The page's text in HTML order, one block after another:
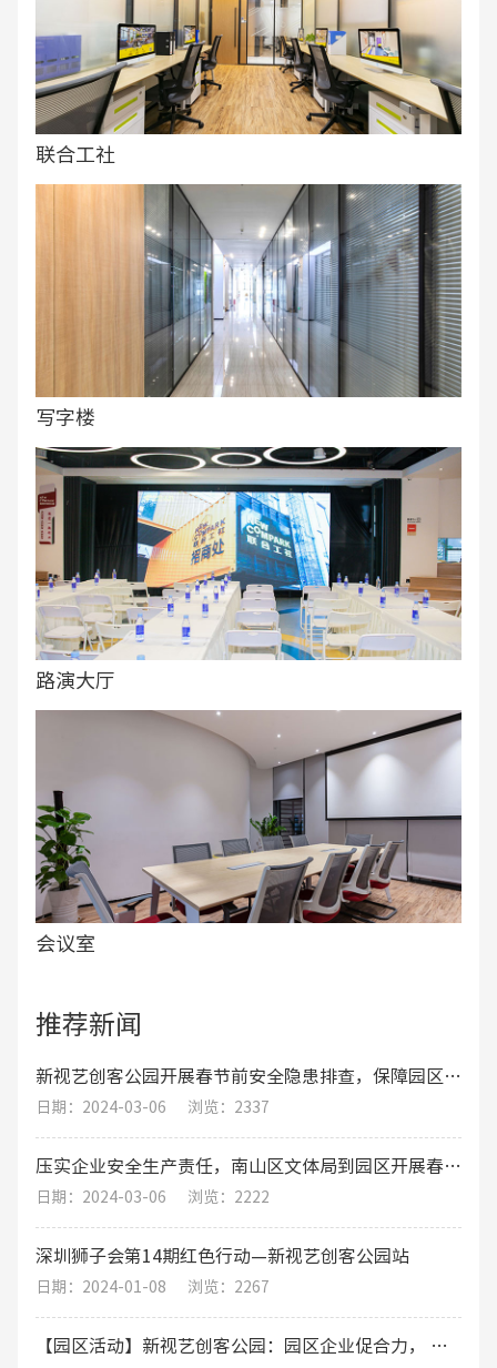
联合工社
写字楼
路演大厅
会议室
推荐新闻
新视艺创客公园开展春节前安全隐患排查，保障园区职工的生命财产安全
日期：2024-03-06 浏览：2337
压实企业安全生产责任，南山区文体局到园区开展春节期间安全生产工作综合督导检查
日期：2024-03-06 浏览：2222
深圳狮子会第14期红色行动—新视艺创客公园站
日期：2024-01-08 浏览：2267
【园区活动】新视艺创客公园：园区企业促合力， 围炉煮茶话发展